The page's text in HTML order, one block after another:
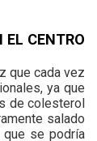
EL CENTRO
que cada vez
ya que
de colesterol
salado
se podría